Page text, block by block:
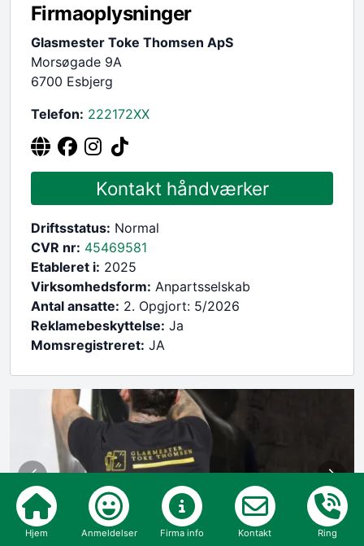
Firmaoplysninger
Glasmester Toke Thomsen ApS
Morsøgade 9A
6700 Esbjerg
Telefon: 222172XX
Kontakt håndværker
Driftsstatus: Normal
CVR nr: 45469581
Etableret i: 2025
Virksomhedsform: Anpartsselskab
Antal ansatte: 2. Opgjort: 5/2026
Reklamebeskyttelse: Ja
Momsregistreret: JA
Hjem Anmeldelser Firma info Kontakt Ring